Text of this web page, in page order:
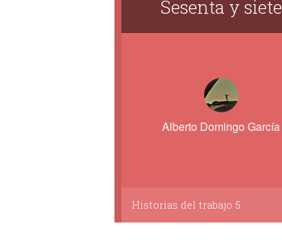
Sesenta y siete
Alberto Domingo García
Historias del trabajo 5